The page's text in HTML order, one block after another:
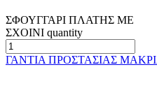
ΣΦΟΥΓΓΑΡΙ ΠΛΑΤΗΣ ΜΕ
ΣΧΟΙΝΙ quantity
ΓΑΝΤΙΑ ΠΡΟΣΤΑΣΙΑΣ